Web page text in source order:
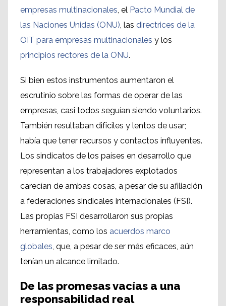
empresas multinacionales , el Pacto Mundial de
las Naciones Unidas (ONU) , las directrices de la
OIT para empresas multinacionales y los
principios rectores de la ONU.
Si bien estos instrumentos aumentaron el
escrutinio sobre las formas de operar de las
empresas, casi todos seguían siendo voluntarios.
También resultaban difíciles y lentos de usar;
había que tener recursos y contactos influyentes.
Los sindicatos de los países en desarrollo que
representan a los trabajadores explotados
carecían de ambas cosas, a pesar de su afiliación
a federaciones sindicales internacionales (FSI).
Las propias FSI desarrollaron sus propias
herramientas, como los acuerdos marco
globales , que, a pesar de ser más eficaces, aún
tenían un alcance limitado.
De las promesas vacías a una
responsabilidad real